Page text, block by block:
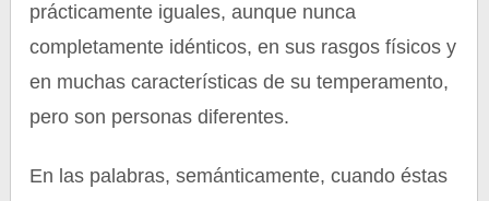
prácticamente iguales, aunque nunca
completamente idénticos, en sus rasgos físicos y
en muchas características de su temperamento,
pero son personas diferentes.
En las palabras, semánticamente, cuando éstas